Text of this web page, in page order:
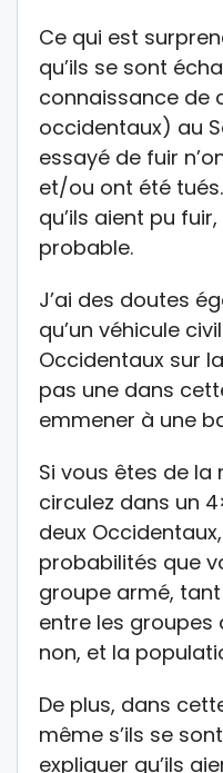
Ce qui est
qu’ils se sont
connaissance de
occidentaux) au
essayé de fuir
et/ou ont été
qu’ils aient pu
probable.
J’ai des doutes
qu’un véhicule
Occidentaux sur
pas une dans
emmener à une
Si vous êtes de la
circulez dans un
deux
probabilités que
groupe armé,
entre les groupes
non, et la
De plus, dans
même s’ils se
expliquer qu’ils